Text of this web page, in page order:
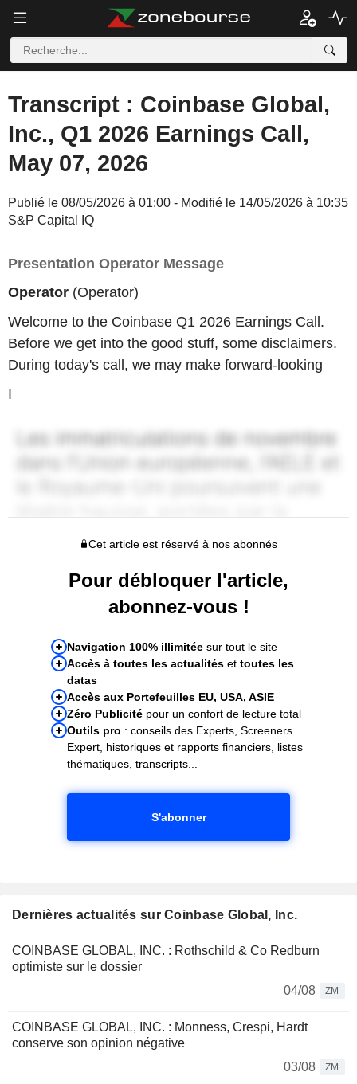
Transcript : Coinbase Global,
Inc., Q1 2026 Earnings Call,
May 07, 2026
Publié le 08/05/2026 à 01:00 - Modifié le 14/05/2026 à 10:35
S&P Capital IQ
Presentation Operator Message
Operator (Operator)
Welcome to the Coinbase Q1 2026 Earnings Call.
Before we get into the good stuff, some disclaimers.
During today's call, we may make forward-looking
I
Cet article est réservé à nos abonnés
Pour débloquer l'article,
abonnez-vous !
Navigation 100% illimitée sur tout le site
Accès à toutes les actualités et toutes les
datas
Accès aux Portefeuilles EU, USA, ASIE
Zéro Publicité pour un confort de lecture total
Outils pro : conseils des Experts, Screeners
Expert, historiques et rapports financiers, listes
thématiques, transcripts...
S'abonner
Dernières actualités sur Coinbase Global, Inc.
COINBASE GLOBAL, INC. : Rothschild & Co Redburn
optimiste sur le dossier
04/08
ZM
COINBASE GLOBAL, INC. : Monness, Crespi, Hardt
conserve son opinion négative
03/08
ZM